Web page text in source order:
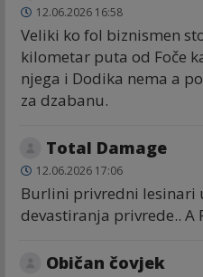
12.06.2026 16:58
Veliki ko fol biznismen
kilometar puta od Foče
njega i Dodika nema a
za dzabanu.
Total Damage
12.06.2026 17:06
Burlini privredni lesinari
devastiranja privrede.. A
Običan čovjek